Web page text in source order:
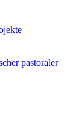
pastoraler